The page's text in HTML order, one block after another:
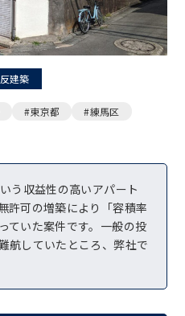
建築
#東京都
#練馬区
う収益性の高いアパート
許可の増築により「容積率
ていた案件です。一般の投
航していたところ、弊社で